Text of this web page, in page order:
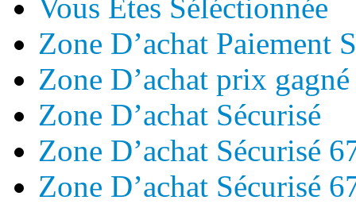
Vous Etes Séléctionnée
Zone D’achat Paiement
Zone D’achat prix
Zone D’achat Sécurisé
Zone D’achat Sécurisé
Zone D’achat Sécurisé